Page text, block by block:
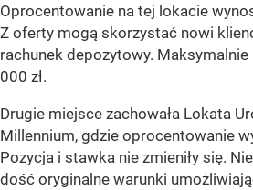
Oprocentowanie na tej lokacie
Z oferty mogą skorzystać nowi
rachunek depozytowy. Maksymalnie
000 zł.
Drugie miejsce zachowała Lokata
Millennium, gdzie oprocentowanie
Pozycja i stawka nie zmieniły się.
dość oryginalne warunki